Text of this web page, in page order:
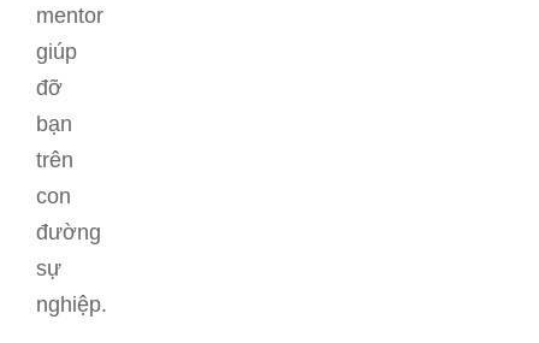
mentor
giúp
đỡ
bạn
trên
con
đường
sự
nghiệp.